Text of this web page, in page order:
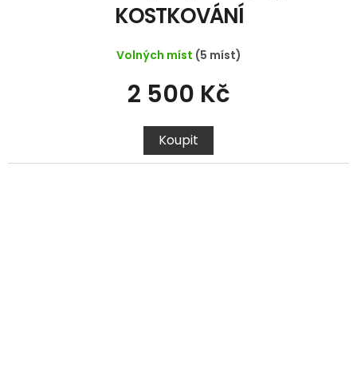
KOSTKOVÁNÍ
Volných míst (5 míst)
2 500 Kč
Koupit